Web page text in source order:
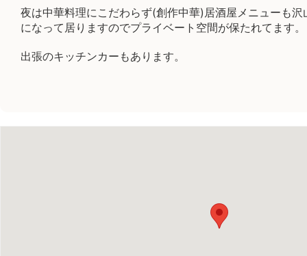
夜は中華料理にこだわらず(創作中華)居酒屋メニューも
になって居りますのでプライベート空間が保たれてます。
出張のキッチンカーもあります。